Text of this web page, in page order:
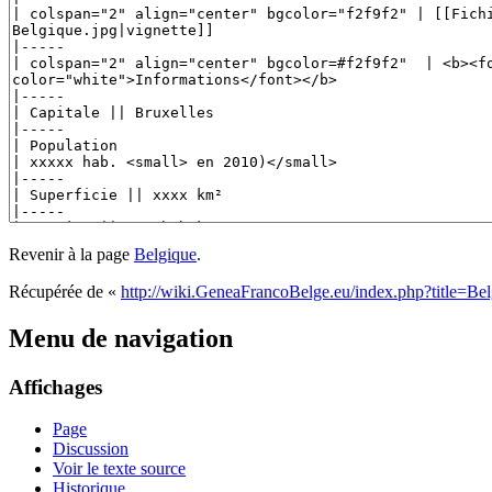
Revenir à la page Belgique.
Récupérée de « http://wiki.GeneaFrancoBelge.eu/
Menu de navigation
Affichages
Page
Discussion
Voir le texte source